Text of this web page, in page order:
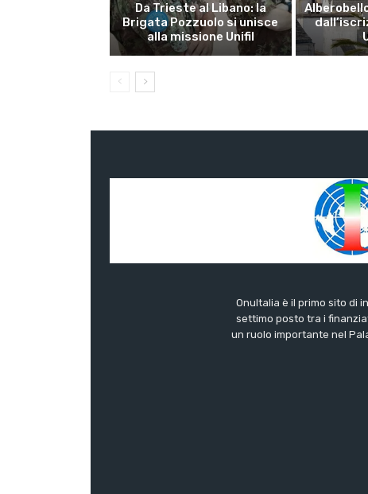
Da Trieste al Libano: la
Brigata Pozzuolo si unisce
alla missione Unifil
OnuItalia è il primo sito di
settimo posto tra i
un ruolo importante nel